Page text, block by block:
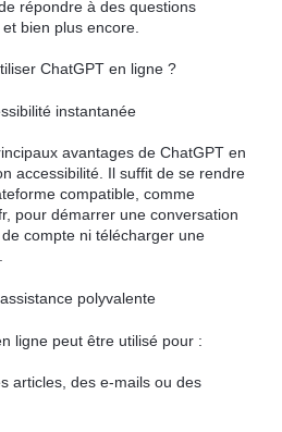
répondre à des questions
bien plus encore.
ChatGPT en ligne ?
instantanée
avantages de ChatGPT en
accessibilité. Il suffit de se rendre
compatible, comme
pour démarrer une conversation
compte ni télécharger une
polyvalente
ligne peut être utilisé pour :
articles, des e-mails ou des